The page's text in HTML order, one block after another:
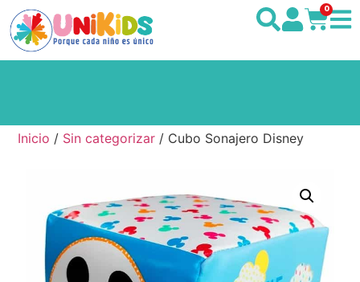
0
Inicio / Sin categorizar / Cubo Sonajero Disney